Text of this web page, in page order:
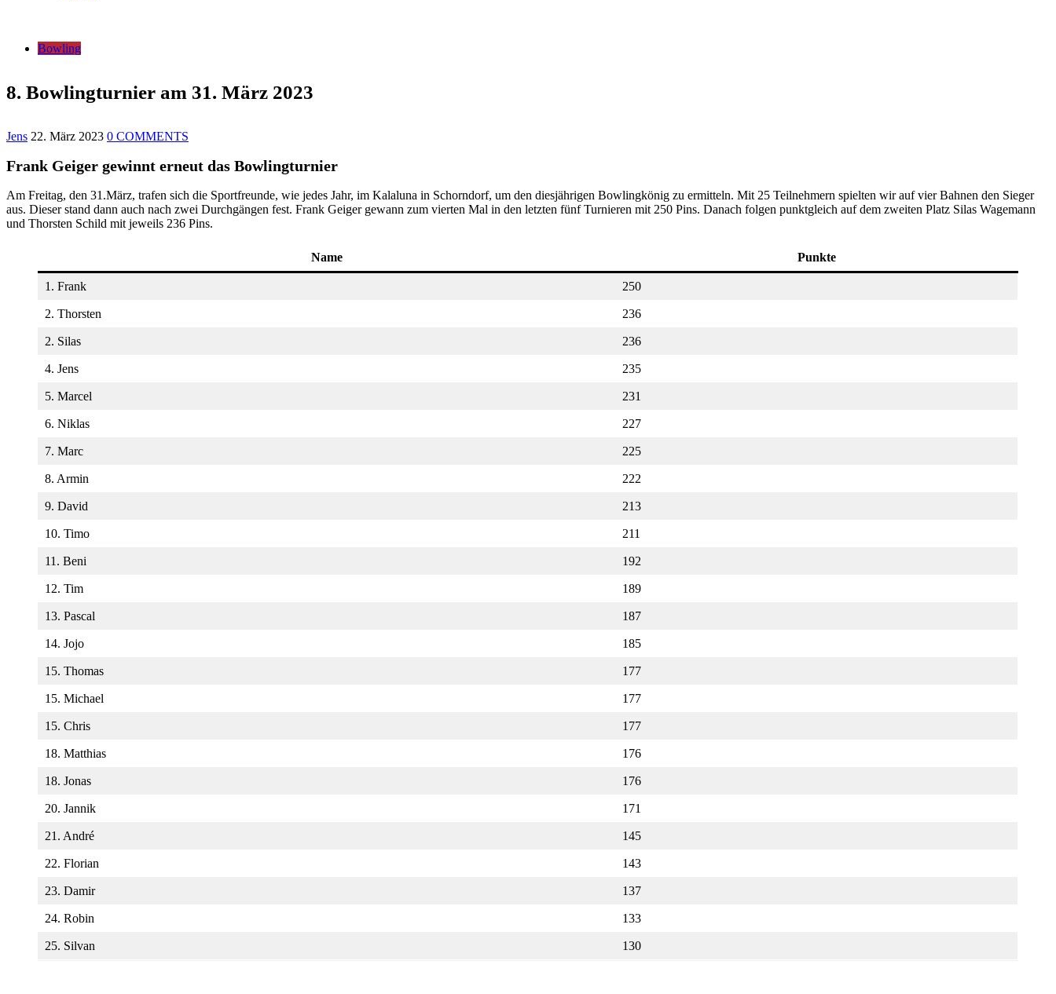
Bowling
8. Bowlingturnier am 31. März 2023
Jens 22. März 2023 0 COMMENTS
Frank Geiger gewinnt erneut das Bowlingturnier
Am Freitag, den 31.März, trafen sich die Sportfreunde, wie jedes Jahr, im Kalaluna in Schorndorf, um den diesjährigen Bowlingkönig zu ermitteln. Mit 25 Teilnehmern spielten wir auf vier Bahnen den Sieger
aus. Dieser stand dann auch nach zwei Durchgängen fest. Frank Geiger gewann zum vierten Mal in den letzten fünf Turnieren mit 250 Pins. Danach folgen punktgleich auf dem zweiten Platz Silas Wagemann
und Thorsten Schild mit jeweils 236 Pins.
Name Punkte
1. Frank 250
2. Thorsten 236
2. Silas 236
4. Jens 235
5. Marcel 231
6. Niklas 227
7. Marc 225
8. Armin 222
9. David 213
10. Timo 211
11. Beni 192
12. Tim 189
13. Pascal 187
14. Jojo 185
15. Thomas 177
15. Michael 177
15. Chris 177
18. Matthias 176
18. Jonas 176
20. Jannik 171
21. André 145
22. Florian 143
23. Damir 137
24. Robin 133
25. Silvan 130